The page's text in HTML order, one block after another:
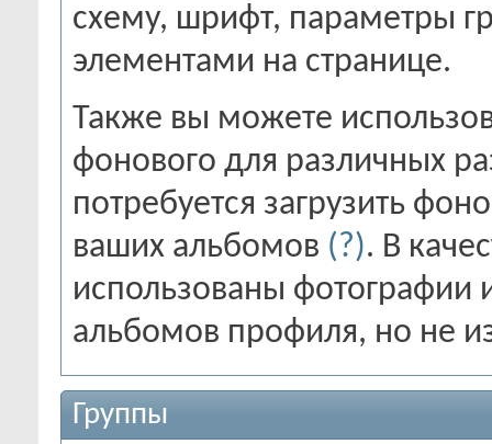
схему, шрифт, параметры
элементами на странице.
Также вы можете
фонового для различных
потребуется загрузить
ваших альбомов (?). В
использованы фотографии
альбомов профиля, но не
Группы